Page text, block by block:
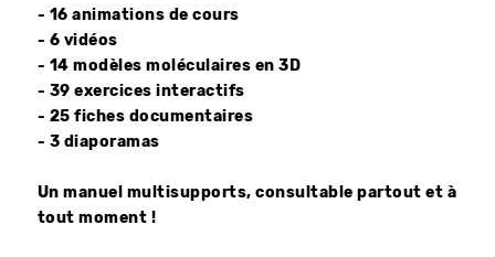
- 16 animations de cours
- 6 vidéos
- 14 modèles moléculaires en 3D
- 39 exercices interactifs
- 25 fiches documentaires
- 3 diaporamas
Un manuel multisupports, consultable partout et à
tout moment !